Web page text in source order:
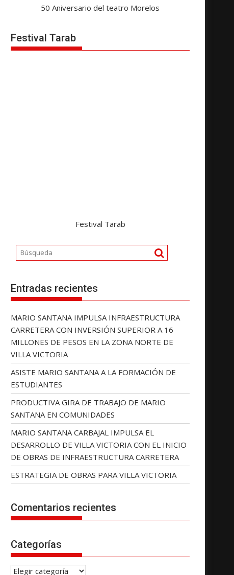
50 Aniversario del teatro Morelos
Festival Tarab
Festival Tarab
Entradas recientes
MARIO SANTANA IMPULSA INFRAESTRUCTURA
CARRETERA CON INVERSIÓN SUPERIOR A 16
MILLONES DE PESOS EN LA ZONA NORTE DE
VILLA VICTORIA
ASISTE MARIO SANTANA A LA FORMACIÓN DE
ESTUDIANTES
PRODUCTIVA GIRA DE TRABAJO DE MARIO
SANTANA EN COMUNIDADES
MARIO SANTANA CARBAJAL IMPULSA EL
DESARROLLO DE VILLA VICTORIA CON EL INICIO
DE OBRAS DE INFRAESTRUCTURA CARRETERA
ESTRATEGIA DE OBRAS PARA VILLA VICTORIA
Comentarios recientes
Categorías
C